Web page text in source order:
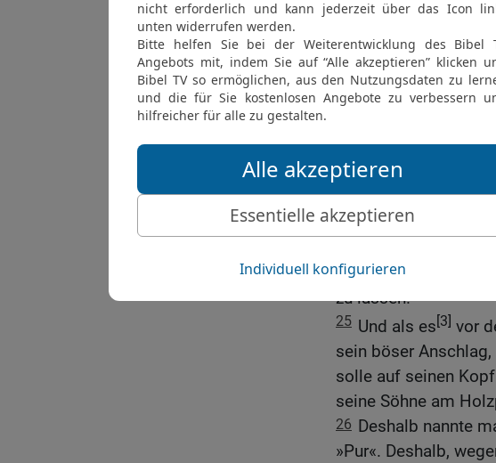
Ruhe gekommen
Kummer zur Freude
hatte –, dass sie
und der Freude,[2]an
und
23 Und die Juden
angefangen und
24 Denn Haman, der
Bedränger aller
umkommen zu
geworfen, um sie in
zu lassen.
25 Und als es[3] vor
sein böser
solle auf seinen
seine Söhne am
26 Deshalb nannte
»Pur«. Deshalb,